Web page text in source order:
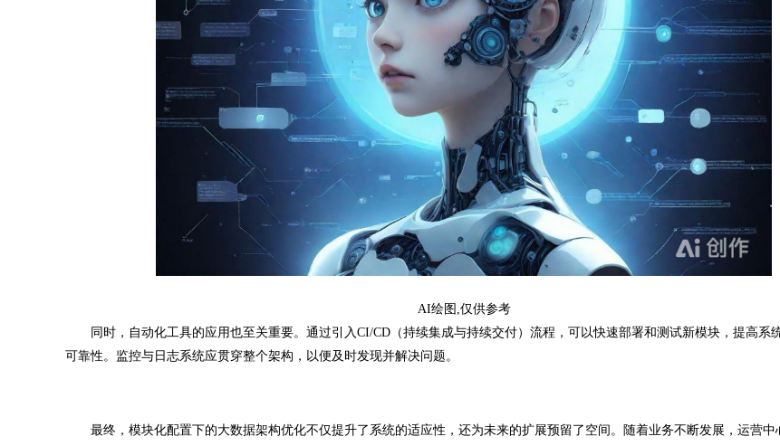
AI绘图,仅供参考
同时，自动化工具的应用也至关重要。通过引入CI/CD（持续集成与持续交付）流程，可以快速部署和测试新模块，提高系
可靠性。监控与日志系统应贯穿整个架构，以便及时发现并解决问题。
最终，模块化配置下的大数据架构优化不仅提升了系统的适应性，还为未来的扩展预留了空间。随着业务不断发展，运营中